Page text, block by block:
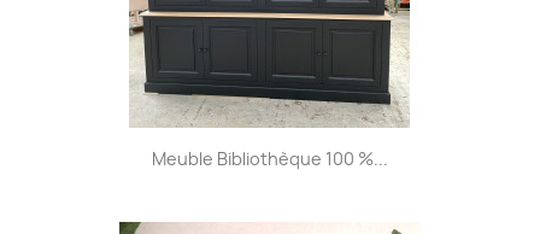
Meuble Bibliothèque 100 %...